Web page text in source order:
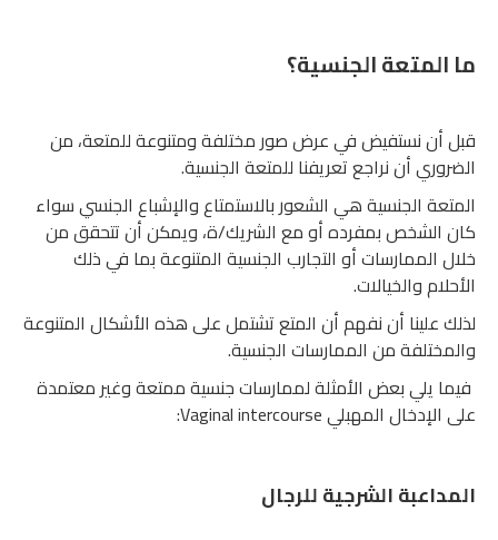
ما المتعة الجنسية؟
قبل أن نستفيض في عرض صور مختلفة ومتنوعة للمتعة، من
الضروري أن نراجع تعريفنا للمتعة الجنسية.
المتعة الجنسية هي الشعور بالاستمتاع والإشباع الجنسي سواء
كان الشخص بمفرده أو مع الشريك/ة، ويمكن أن تتحقق من
خلال الممارسات أو التجارب الجنسية المتنوعة بما في ذلك
الأحلام والخيالات.
لذلك علينا أن نفهم أن المتع تشتمل على هذه الأشكال المتنوعة
والمختلفة من الممارسات الجنسية.
فيما يلي بعض الأمثلة لممارسات جنسية ممتعة وغير معتمدة
على الإدخال المهبلي Vaginal intercourse:
المداعبة الشرجية للرجال